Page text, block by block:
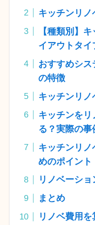
キッチンリノ
【種類別】
イアウトタイ
おすすめシ
の特徴
キッチンリノ
キッチンを
る？実際の事
キッチンリ
めのポイント
リノベーシ
まとめ
リノベ費用